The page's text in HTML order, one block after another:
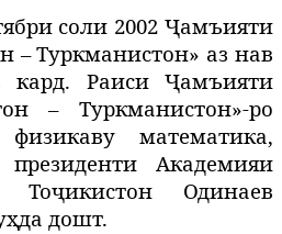
соли 2002 Ҷамъияти
– Туркманистон» аз нав
кард. Раиси Ҷамъияти
– Туркманистон»-ро
физикаву математика,
Академияи
Одинаев
ҳда дошт.